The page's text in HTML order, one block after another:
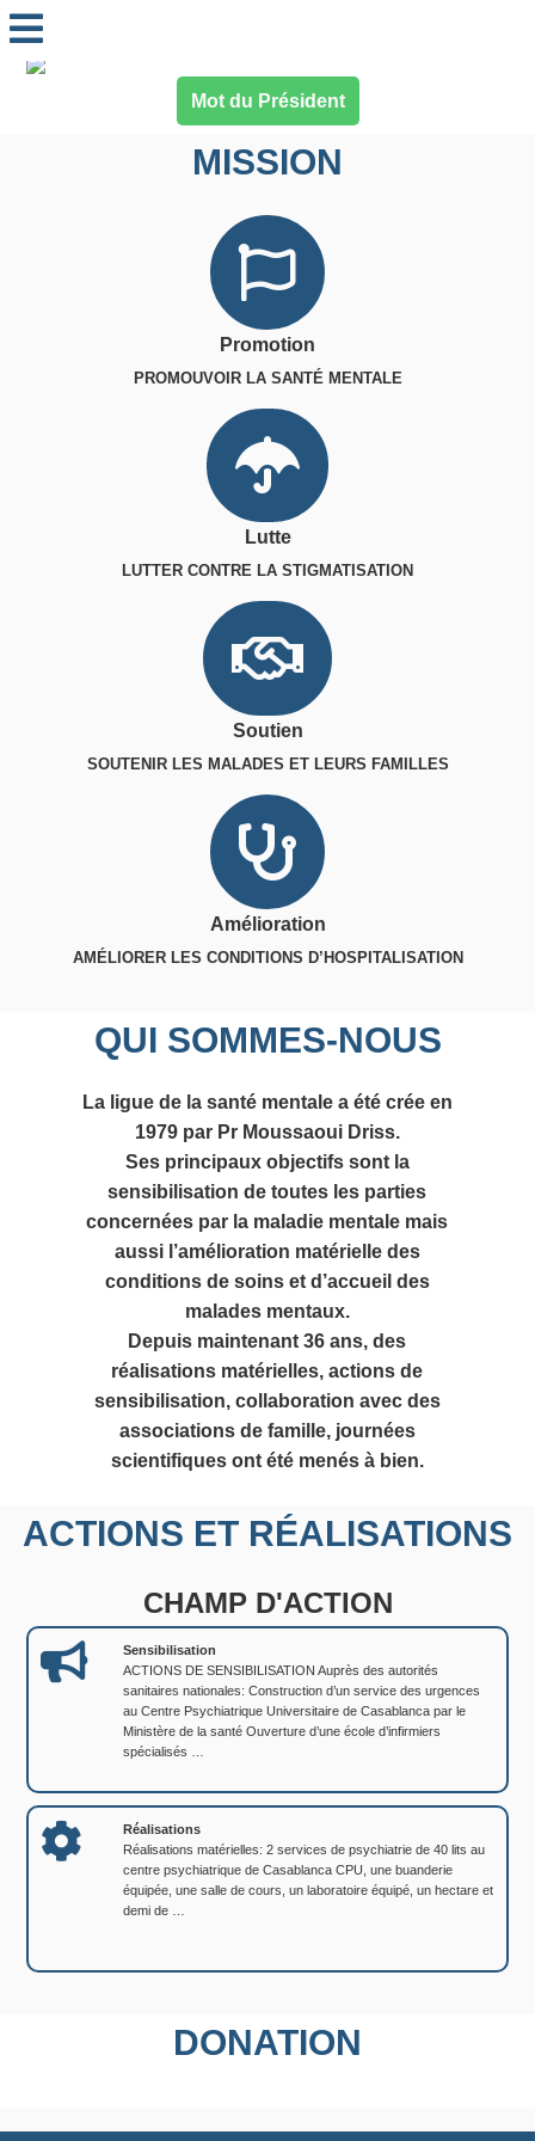
Mot du Président
MISSION
Promotion
PROMOUVOIR LA SANTÉ MENTALE
Lutte
LUTTER CONTRE LA STIGMATISATION
Soutien
SOUTENIR LES MALADES ET LEURS FAMILLES
Amélioration
AMÉLIORER LES CONDITIONS D’HOSPITALISATION
QUI SOMMES-NOUS
La ligue de la santé mentale a été crée en
1979 par Pr Moussaoui Driss.
Ses principaux objectifs sont la
sensibilisation de toutes les parties
concernées par la maladie mentale mais
aussi l’amélioration matérielle des
conditions de soins et d’accueil des
malades mentaux.
Depuis maintenant 36 ans, des
réalisations matérielles, actions de
sensibilisation, collaboration avec des
associations de famille, journées
scientifiques ont été menés à bien.
ACTIONS ET RÉALISATIONS
CHAMP D'ACTION
Sensibilisation
ACTIONS DE SENSIBILISATION Auprès des autorités
sanitaires nationales: Construction d’un service des urgences
au Centre Psychiatrique Universitaire de Casablanca par le
Ministère de la santé Ouverture d’une école d’infirmiers
spécialisés …
Réalisations
Réalisations matérielles: 2 services de psychiatrie de 40 lits au
centre psychiatrique de Casablanca CPU, une buanderie
équipée, une salle de cours, un laboratoire équipé, un hectare et
demi de …
DONATION